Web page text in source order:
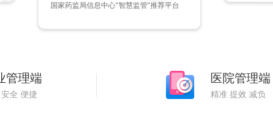
国家药监局信息中心“智慧监管”推荐平台
管理端
全 便捷
医院管理端
精准 提效 减负